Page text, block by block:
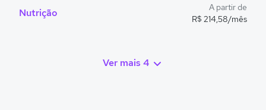
Nutrição
A partir de
R$ 214,58/mês
Ver mais 4